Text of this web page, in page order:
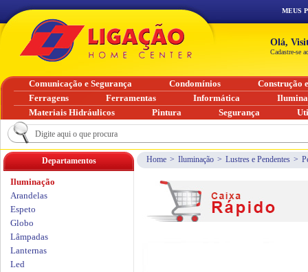
Home > Iluminação > Lustres e Pendentes >
Departamentos
Iluminação
Arandelas
Espeto
Globo
Lâmpadas
Lanternas
Led
MEUS
Olá,
Cadastre-se
Comunicação e Segurança Condomínios
Construção
Ferragens
Ferramentas Informática
Materiais Hidráulicos
Pintura Segurança